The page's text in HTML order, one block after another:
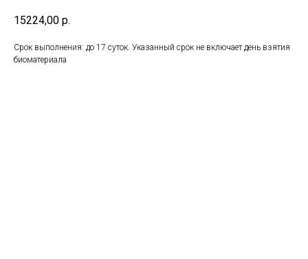
15224,00 р.
Срок выполнения: до 17 суток. Указанный срок не включает день взятия
биоматериала